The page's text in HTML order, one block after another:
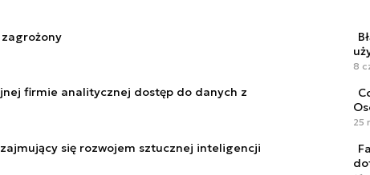
firmie analitycznej dostęp do danych z
się rozwojem sztucznej inteligencji
8
25